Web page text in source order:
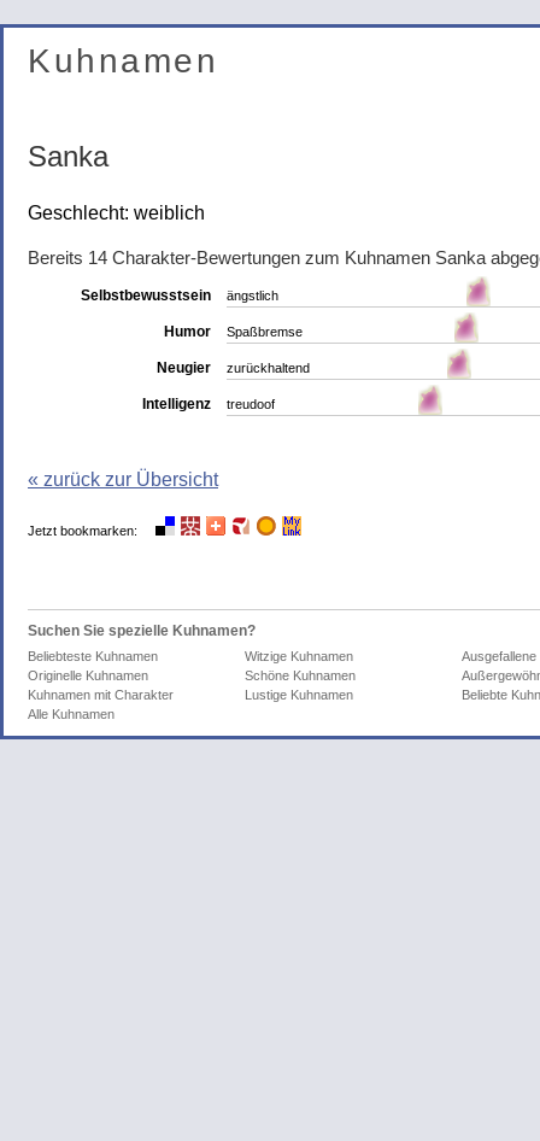
Kuhnamen
Sanka
Geschlecht: weiblich
Bereits 14 Charakter-Bewertungen zum Kuhnamen Sanka
Selbstbewusstsein ängstlich
Humor Spaßbremse
Neugier zurückhaltend
Intelligenz treudoof
« zurück zur Übersicht
Jetzt bookmarken:
Suchen Sie spezielle Kuhnamen?
Beliebteste Kuhnamen Witzige Kuhnamen
Ausgefallene
Originelle Kuhnamen
Schöne Kuhnamen
Kuhnamen mit Charakter
Lustige Kuhnamen
Beliebte
Alle Kuhnamen